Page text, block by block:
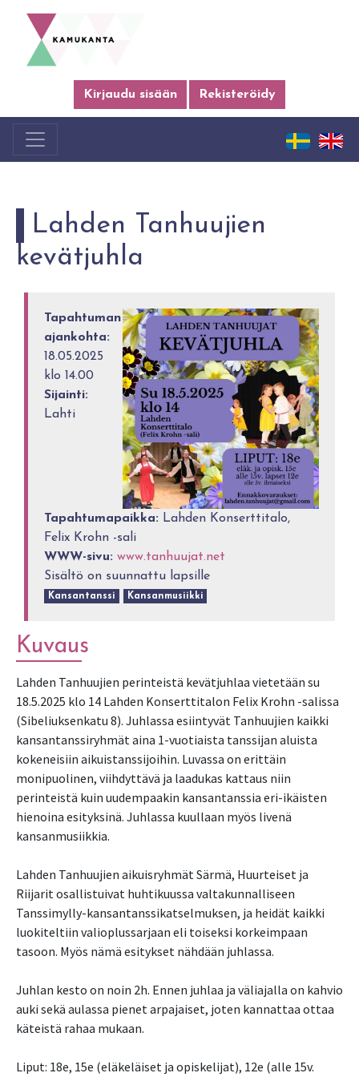
Kirjaudu sisään Rekisteröidy
Lahden Tanhuujien
kevätjuhla
Tapahtuman
ajankohta:
18.05.2025
klo 14.00
Sijainti:
Lahti
Tapahtumapaikka: Lahden Konserttitalo,
Felix Krohn -sali
WWW-sivu: www.tanhuujat.net
Sisältö on suunnattu lapsille
Kansantanssi Kansanmusiikki
Kuvaus
Lahden Tanhuujien perinteistä kevätjuhlaa vietetään su
18.5.2025 klo 14 Lahden Konserttitalon Felix Krohn -salissa
(Sibeliuksenkatu 8). Juhlassa esiintyvät Tanhuujien kaikki
kansantanssiryhmät aina 1-vuotiaista tanssijan aluista
kokeneisiin aikuistanssijoihin. Luvassa on erittäin
monipuolinen, viihdyttävä ja laadukas kattaus niin
perinteistä kuin uudempaakin kansantanssia eri-ikäisten
hienoina esityksinä. Juhlassa kuullaan myös livenä
kansanmusiikkia.
Lahden Tanhuujien aikuisryhmät Särmä, Huurteiset ja
Riijarit osallistuivat huhtikuussa valtakunnalliseen
Tanssimylly-kansantanssikatselmuksen, ja heidät kaikki
luokiteltiin valioplussarjaan eli toiseksi korkeimpaan
tasoon. Myös nämä esitykset nähdään juhlassa.
Juhlan kesto on noin 2h. Ennen juhlaa ja väliajalla on kahvio
auki sekä aulassa pienet arpajaiset, joten kannattaa ottaa
käteistä rahaa mukaan.
Liput: 18e, 15e (eläkeläiset ja opiskelijat), 12e (alle 15v.